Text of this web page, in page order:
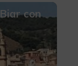
con